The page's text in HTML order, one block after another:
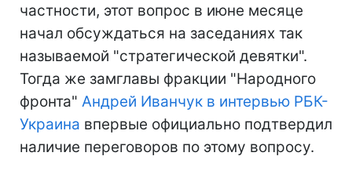
частности, этот вопрос в июне месяце
начал обсуждаться на заседаниях так
называемой "стратегической девятки".
Тогда же замглавы фракции "Народного
фронта" Андрей Иванчук в интервью РБК-
Украина впервые официально подтвердил
наличие переговоров по этому вопросу.